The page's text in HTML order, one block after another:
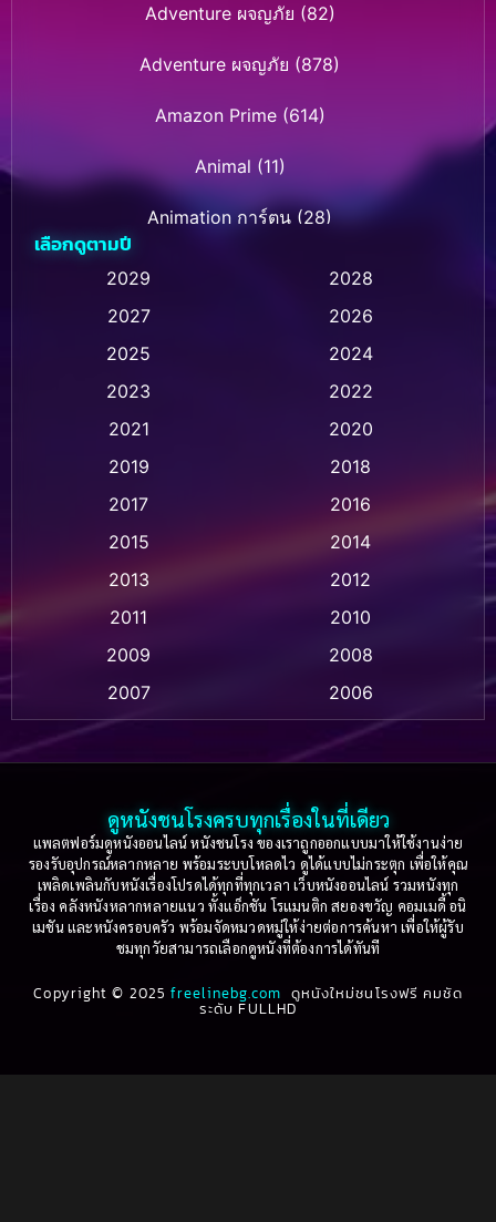
Adventure ผจญภัย (82)
Adventure ผจญภัย (878)
Amazon Prime(614)
Animal (11)
Animation การ์ตูน (28)
Animation การ์ตูน (236)
Animation การ์ตูน (32)
Animation แอนิเมชัน (1)
Animation แอนิเมชั่น (1)
Based on a True Story เรื่องจริง(36)
Based on Novel(16)
Betrayal(1)
Biography(3)
Biography ชีวประวัติ (61)
เลือกดูตามปี
2029
2028
2027
2026
2025
2024
2023
2022
2021
2020
2019
2018
2017
2016
2015
2014
2013
2012
2011
2010
2009
2008
2007
2006
2005
2004
2003
2002
2001
2000
1999
1998
1997
1996
1995
1994
1993
1992
1991
1990
1987
1986
ดูหนังชนโรงครบทุกเรื่องในที่เดียว
แพลตฟอร์มดูหนังออนไลน์ หนังชนโรง ของเราถูกออกแบบมาให้ใช้งานง่าย
รองรับอุปกรณ์หลากหลาย พร้อมระบบโหลดไว ดูได้แบบไม่กระตุก เพื่อให้คุณ
เพลิดเพลินกับหนังเรื่องโปรดได้ทุกที่ทุกเวลา เว็บหนังออนไลน์ รวมหนังทุก
เรื่อง คลังหนังหลากหลายแนว ทั้งแอ็กชัน โรแมนติก สยองขวัญ คอมเมดี้ อนิ
เมชัน และหนังครอบครัว พร้อมจัดหมวดหมู่ให้ง่ายต่อการค้นหา เพื่อให้ผู้รับ
ชมทุกวัยสามารถเลือกดูหนังที่ต้องการได้ทันที
Copyright © 2025freelinebg.com ดูหนังใหม่ชนโรงฟรี คมชัด
ระดับ FULLHD